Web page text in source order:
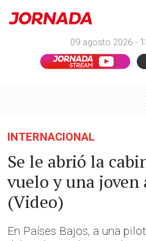
09 agosto 2026 -
INTERNACIONAL
Se le abrió la
vuelo y una joven
(Video)
En Países Bajos, a una